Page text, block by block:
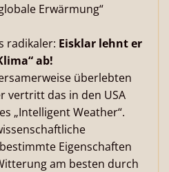
Erwärmung“
radikaler: Eisklar lehnt er
ab!
überlebten
vertritt das in den USA
„Intelligent Weather“.
Eigenschaften
am besten durch